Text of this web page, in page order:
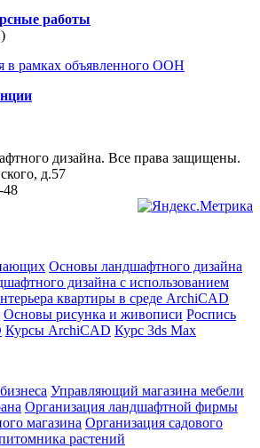
работы
дизайна. Все права защищены.
д.57
48
Основы ландшафтного дизайна
дизайна с использованием
квартиры в среде ArchiCAD
Основы рисунка и живописи Роспись
Курсы ArchiCAD Курс 3ds Max
Управляющий магазина мебели
Организация ландшафтной фирмы
магазина Организация садового
растений